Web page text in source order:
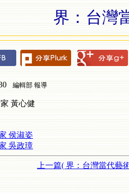
界：台灣
編輯部 報導
黃心健
侯淑姿
吳政璋
上一篇( 界：台灣當代藝